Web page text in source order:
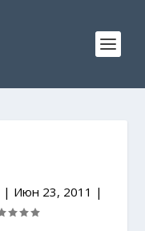
| Июн 23, 2011 |